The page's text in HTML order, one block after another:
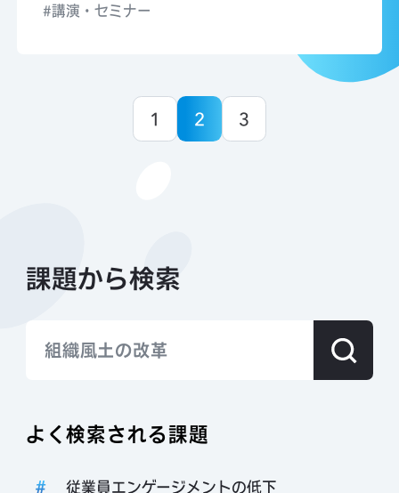
講演・セミナー
1 2 3
課題から検索
エンゲージメン
よく検索される課題
従業員エンゲージメントの低下